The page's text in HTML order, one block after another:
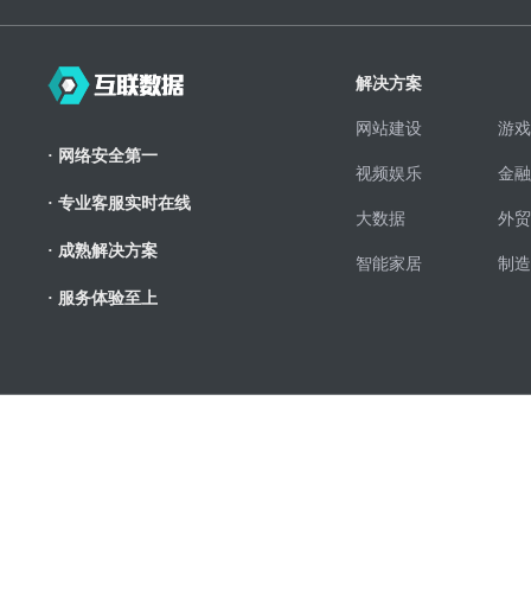
· 网络安全第一
· 专业客服实时在线
· 成熟解决方案
· 服务体验至上
解决方案
网站建设 游
视频娱乐 金
大数据 外
智能家居 制